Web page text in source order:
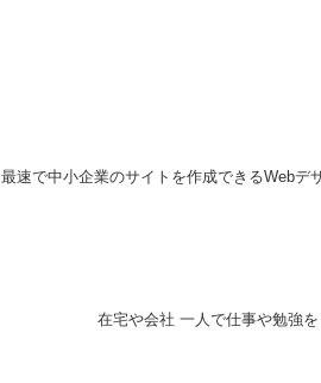
最速で中小企業のサイトを作成できるWebデ
在宅や会社 一人で仕事や勉強